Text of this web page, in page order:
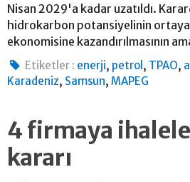
Nisan 2029'a kadar uzatıldı.
hidrokarbon potansiyelinin ortaya
ekonomisine kazandırılmasının
Etiketler : enerji, petrol , TPAO,
Karadeniz, Samsun, MAPEG
4 firmaya
kararı